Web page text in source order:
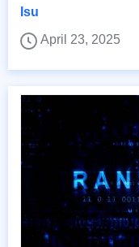
Isu
April 23, 2025